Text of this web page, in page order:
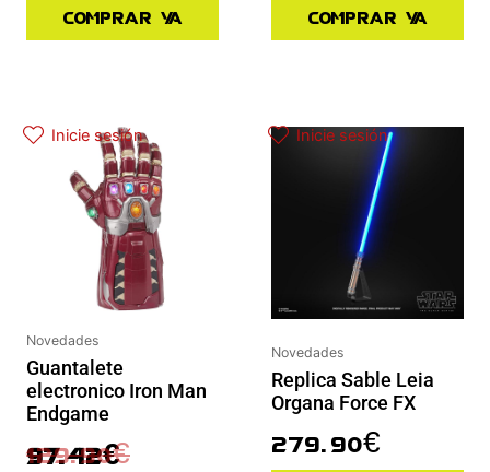
Comprar ya Comprar ya
Inicie sesión
Novedades
Guantalete
electronico Iron Man
Endgame
129.90€
97.42€
Inicie sesión
Novedades
Replica Sable Leia
Organa Force FX
279.90€